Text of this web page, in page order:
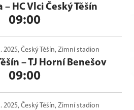
– HC Vlci Český Těšín
09:00
2025, Český Těšín, Zimní stadion
–TJ Horní Benešov
09:00
2025, Český Těšín, Zimní stadion